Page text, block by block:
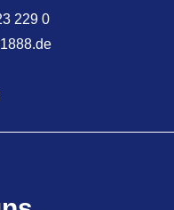
229 0